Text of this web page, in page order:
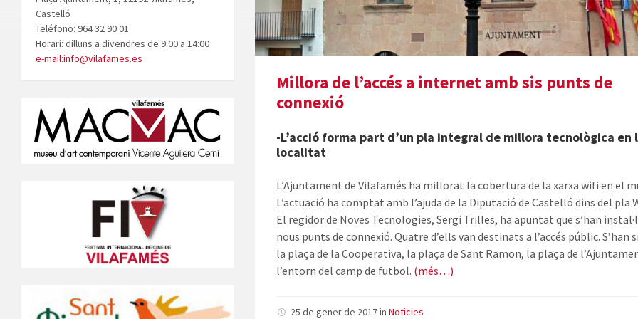
Millora de l’accés a internet amb sis punts de
connexió
-L’acció forma part d’un pla integral de millora tecnològica en
localitat
L’Ajuntament de Vilafamés ha millorat la cobertura de la xarxa wifi en el
L’actuació ha comptat amb l’ajuda de la Diputació de Castelló dins del pla
El regidor de Noves Tecnologies, Sergi Trilles, ha apuntat que s’han
nous punts de connexió. Quatre d’ells van destinats a l’accés públic. S’han
la plaça de la Cooperativa, la plaça de Sant Ramon, la plaça de
l’entorn del camp de futbol. (més…)
25 de gener de 2017inNoticies
Castelló
Teléfono: 964 32 90 01
Horari: dilluns a divendres de 9:00 a 14:00
e-mail:info@vilafames.es